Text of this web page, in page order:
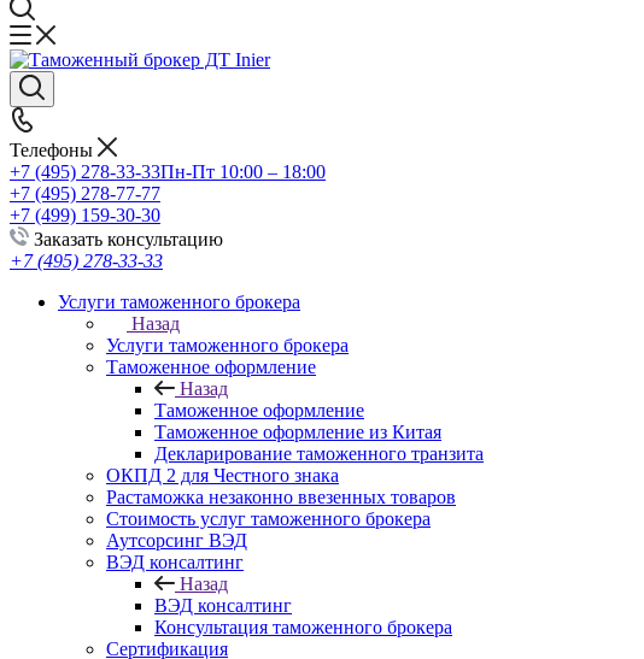
Телефоны
+7 (495) 278-33-33Пн-Пт 10:00 – 18:00
+7 (495) 278-77-77
+7 (499) 159-30-30
Заказать консультацию
+7 (495) 278-33-33
Услуги таможенного брокера
Назад
Услуги таможенного брокера
Таможенное оформление
Назад
Таможенное оформление
Таможенное оформление из Китая
Декларирование таможенного транзита
ОКПД 2 для Честного знака
Растаможка незаконно ввезенных товаров
Стоимость услуг таможенного брокера
Аутсорсинг ВЭД
ВЭД консалтинг
Назад
ВЭД консалтинг
Консультация таможенного брокера
Сертификация